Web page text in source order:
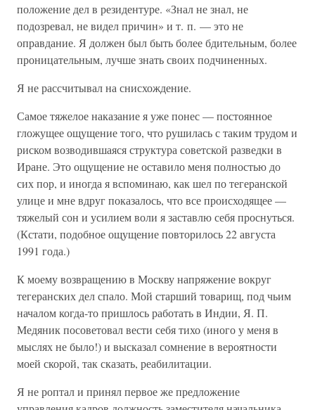
положение дел в резидентуре. «Знал не знал, не
подозревал, не видел причин» и т. п. — это не
оправдание. Я должен был быть более бдительным, более
проницательным, лучше знать своих подчиненных.
Я не рассчитывал на снисхождение.
Самое тяжелое наказание я уже понес — постоянное
гложущее ощущение того, что рушилась с таким трудом и
риском возводившаяся структура советской разведки в
Иране. Это ощущение не оставило меня полностью до
сих пор, и иногда я вспоминаю, как шел по тегеранской
улице и мне вдруг показалось, что все происходящее —
тяжелый сон и усилием воли я заставлю себя проснуться.
(Кстати, подобное ощущение повторилось 22 августа
1991 года.)
К моему возвращению в Москву напряжение вокруг
тегеранских дел спало. Мой старший товарищ, под чьим
началом когда-то пришлось работать в Индии, Я. П.
Медяник посоветовал вести себя тихо (иного у меня в
мыслях не было!) и высказал сомнение в вероятности
моей скорой, так сказать, реабилитации.
Я не роптал и принял первое же предложение